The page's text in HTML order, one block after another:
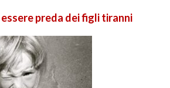
preda dei figli tiranni